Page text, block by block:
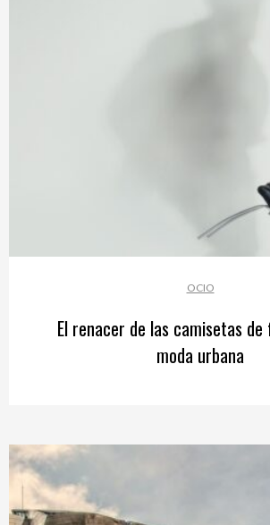
OCIO
El renacer de las camisetas
moda urbana